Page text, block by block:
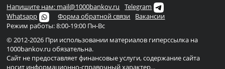
Напишите нам: mail@1000bankov.ru
Telegram
Whatsapp
Форма обратной связи
Вакансии
Режим работы: 8:00-19:00 Пн-Вс
© 2012-2026 При использовании материалов гиперссылка на
1000bankov.ru обязательна.
Сайт не предоставляет финансовые услуги, содержание сайта
носит информационно-справочный характер...